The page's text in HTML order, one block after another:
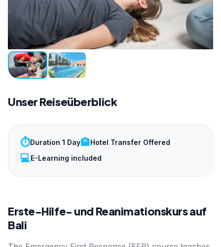
Unser Reiseüberblick
⏱️Duration 1 Day🏨Hotel Transfer Offered
💻E-Learning included
Erste-Hilfe- und Reanimationskurs auf
Bali